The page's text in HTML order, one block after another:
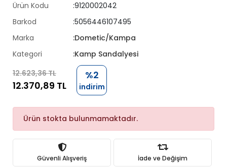
Ürün Kodu
:9120002042
Barkod
:5056446107495
Marka
:Dometic/Kampa
Kategori
:Kamp Sandalyesi
12.623,36 TL
12.370,89 TL
%2
indirim
Ürün stokta bulunmamaktadır.
Güvenli Alışveriş İade ve Değişim